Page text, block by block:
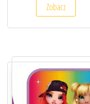
Zobacz